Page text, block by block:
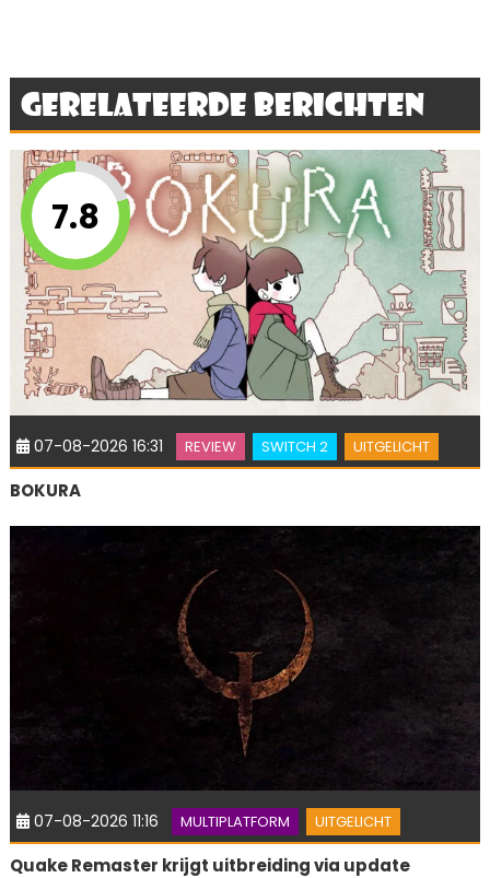
Gerelateerde berichten
7.8
07-08-2026 16:31 REVIEW SWITCH 2 UITGELICHT
BOKURA
07-08-2026 11:16 MULTIPLATFORM UITGELICHT
Quake Remaster krijgt uitbreiding via update